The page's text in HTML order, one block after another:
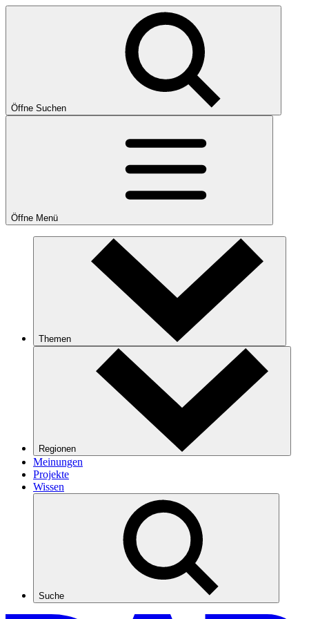
Öffne Suchen
Öffne Menü
Themen
Regionen
Meinungen
Projekte
Wissen
Suche